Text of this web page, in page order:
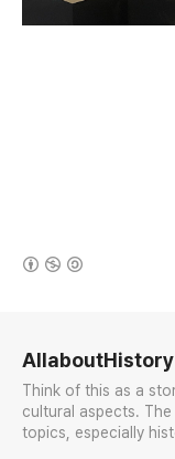
AllaboutHistory
Think of this as a
cultural aspects.
topics, especially